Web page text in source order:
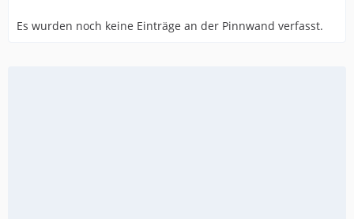
Es wurden noch keine Einträge an der Pinnwand verfasst.